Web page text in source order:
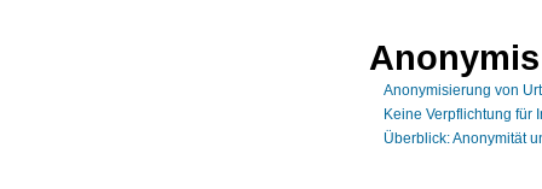
Anonymisierung von
Keine Verpflichtung für
Überblick: Anonymität